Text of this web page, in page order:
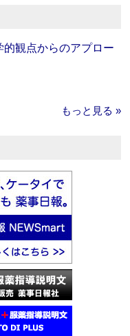
観点からのアプロー
もっと見る »